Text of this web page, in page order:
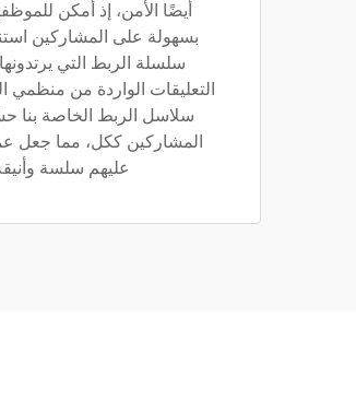
أيضًا الأمن، إذ أمكن
بسهولة على المشاركين
سلسلة الربط التي
التعليقات الواردة من منظمي
سلاسل الربط الخاصة بنا
المشاركين ككل، مما جعل
عليهم سلسة